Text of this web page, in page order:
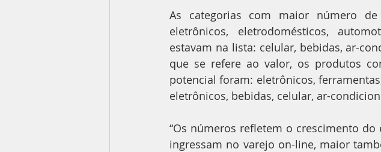
As categorias com maior número
eletrônicos, eletrodomésticos,
estavam na lista: celular, bebidas, ar-
que se refere ao valor, os produtos
potencial foram: eletrônicos,
eletrônicos, bebidas, celular, ar-
“Os números refletem o crescimento
ingressam no varejo on-line, maior